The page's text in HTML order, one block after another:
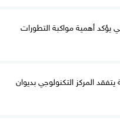
يؤكد أهمية مواكبة التطورات
المركز التكنولوجي بديوان